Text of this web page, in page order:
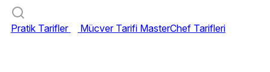
Pratik Tarifler Mücver Tarifi MasterChef Tarifleri